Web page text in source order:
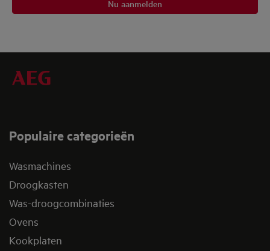
Nu aanmelden
Populaire categorieën
Wasmachines
Droogkasten
Was-droogcombinaties
Ovens
Kookplaten